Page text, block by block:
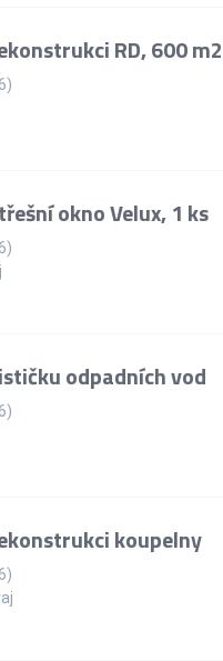
RD, 600 m2
okno Velux, 1 ks
odpadních vod
koupelny